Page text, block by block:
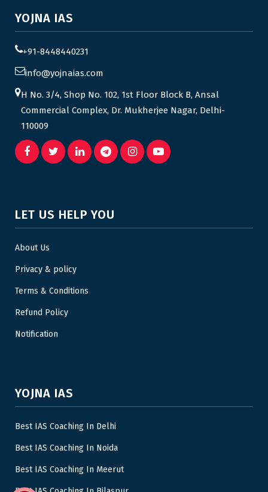
YOJNA IAS
+91-8448440231
info@yojnaias.com
H No. 3/4, Shop No. 102, 1st Floor Block B, Ansal
Commercial Complex, Dr. Mukherjee Nagar, Delhi-
110009
LET US HELP YOU
About Us
Privacy & policy
Terms & Conditions
Refund Policy
Notification
YOJNA IAS
Best IAS Coaching In Delhi
Best IAS Coaching In Noida
Best IAS Coaching In Meerut